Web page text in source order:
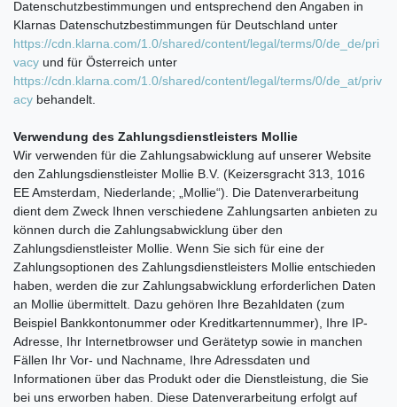
Datenschutzbestimmungen und entsprechend den Angaben in
Klarnas Datenschutzbestimmungen für Deutschland unter
https://cdn.klarna.com/1.0/shared/content/legal/terms/0/de_de/pri
vacy und für Österreich unter
https://cdn.klarna.com/1.0/shared/content/legal/terms/0/de_at/priv
acy behandelt.
Verwendung des Zahlungsdienstleisters Mollie
Wir verwenden für die Zahlungsabwicklung auf unserer Website
den Zahlungsdienstleister Mollie B.V. (Keizersgracht 313, 1016
EE Amsterdam, Niederlande; „Mollie“). Die Datenverarbeitung
dient dem Zweck Ihnen verschiedene Zahlungsarten anbieten zu
können durch die Zahlungsabwicklung über den
Zahlungsdienstleister Mollie. Wenn Sie sich für eine der
Zahlungsoptionen des Zahlungsdienstleisters Mollie entschieden
haben, werden die zur Zahlungsabwicklung erforderlichen Daten
an Mollie übermittelt. Dazu gehören Ihre Bezahldaten (zum
Beispiel Bankkontonummer oder Kreditkartennummer), Ihre IP-
Adresse, Ihr Internetbrowser und Gerätetyp sowie in manchen
Fällen Ihr Vor- und Nachname, Ihre Adressdaten und
Informationen über das Produkt oder die Dienstleistung, die Sie
bei uns erworben haben. Diese Datenverarbeitung erfolgt auf